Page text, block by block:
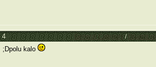
4 General Category/Θέματα
;Dpolu kalo